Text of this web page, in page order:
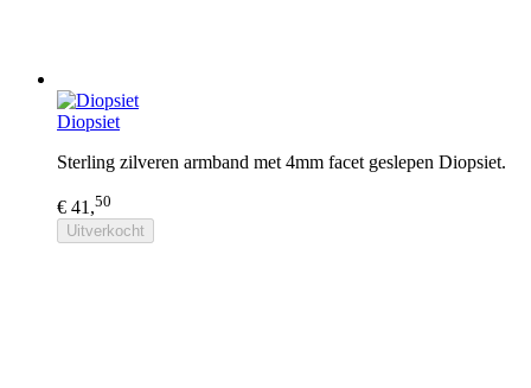
Diopsiet
Sterling zilveren armband met 4mm facet geslepen Diopsiet.
€ 41,50
Uitverkocht